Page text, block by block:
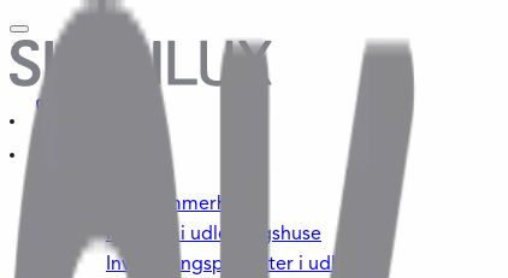
Byg sommerhus
Investér i udlejningshuse
Investeringsprojekter i udlandet